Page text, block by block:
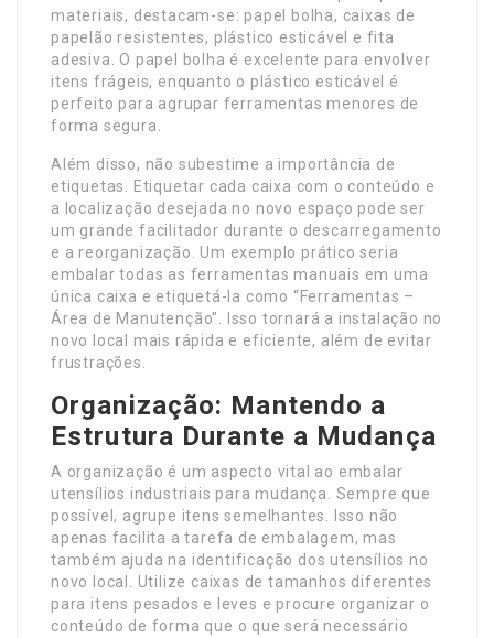
materiais, destacam-se: papel bolha, caixas de
papelão resistentes, plástico esticável e fita
adesiva. O papel bolha é excelente para envolver
itens frágeis, enquanto o plástico esticável é
perfeito para agrupar ferramentas menores de
forma segura.
Além disso, não subestime a importância de
etiquetas. Etiquetar cada caixa com o conteúdo e
a localização desejada no novo espaço pode ser
um grande facilitador durante o descarregamento
e a reorganização. Um exemplo prático seria
embalar todas as ferramentas manuais em uma
única caixa e etiquetá-la como “Ferramentas –
Área de Manutenção”. Isso tornará a instalação no
novo local mais rápida e eficiente, além de evitar
frustrações.
Organização: Mantendo a
Estrutura Durante a Mudança
A organização é um aspecto vital ao embalar
utensílios industriais para mudança. Sempre que
possível, agrupe itens semelhantes. Isso não
apenas facilita a tarefa de embalagem, mas
também ajuda na identificação dos utensílios no
novo local. Utilize caixas de tamanhos diferentes
para itens pesados e leves e procure organizar o
conteúdo de forma que o que será necessário